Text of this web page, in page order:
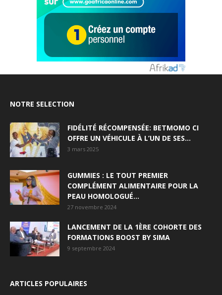
NOTRE SELECTION
FIDÉLITÉ RÉCOMPENSÉE: BETMOMO CI
OFFRE UN VÉHICULE À L’UN DE SES...
3 mars 2025
GUMMIES : LE TOUT PREMIER
COMPLÉMENT ALIMENTAIRE POUR LA
PEAU HOMOLOGUÉ...
27 novembre 2024
LANCEMENT DE LA 1ÈRE COHORTE DES
FORMATIONS BOOST BY SIMA
9 septembre 2024
ARTICLES POPULAIRES